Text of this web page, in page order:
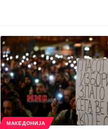
МАКЕДОНИЈА